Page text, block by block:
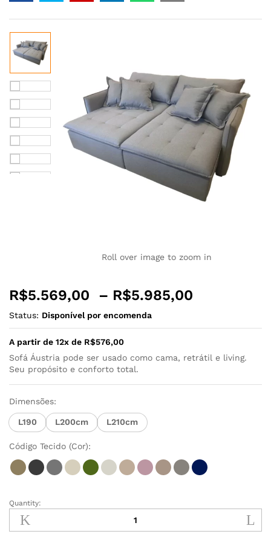
Roll over image to zoom in
R$5.569,00 – R$5.985,00
Status: Disponível por encomenda
A partir de 12x de R$576,00
Sofá Áustria pode ser usado como cama, retrátil e living.
Seu propósito e conforto total.
Dimensões:
L190 L200cm L210cm
Código Tecido (Cor):
Quantity: